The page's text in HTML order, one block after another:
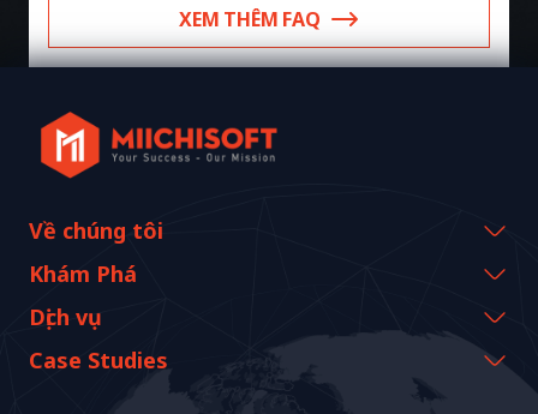
XEM THÊM FAQ
Về chúng tôi
Thông tin công ty
Thông điệp từ CEO
Lịch sử và cột mốc
Khám Phá
Sự kiện & Webinars
Tài nguyên Miichisoft
Dịch vụ
AI CO-CREATION
Case Studies